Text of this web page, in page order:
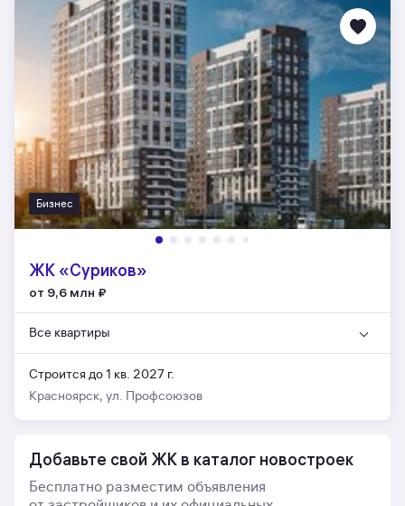
Бизнес
ЖК «Суриков»
от 9,6 млн ₽
Все квартиры
Строится до 1 кв. 2027 г.
Красноярск, ул. Профсоюзов
Добавьте свой ЖК в каталог новостроек
Бесплатно разместим объявления